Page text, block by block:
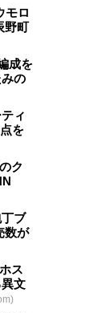
モロ
野町
成を
の
ィ
を
ク
ブ
数が
ス
文